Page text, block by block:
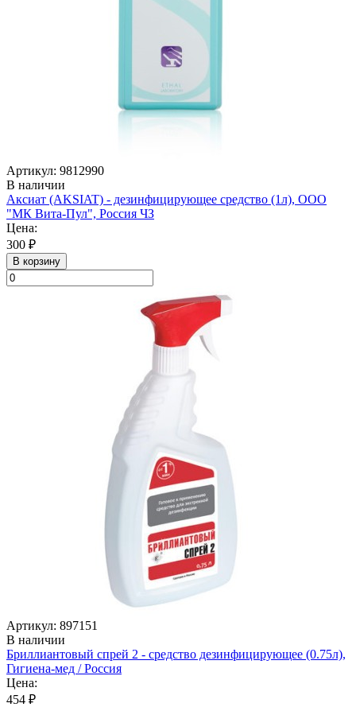
Артикул: 9812990
В наличии
Аксиат (AKSIAT) - дезинфицирующее средство (1л), ООО
"МК Вита-Пул", Россия ЧЗ
Цена:
300 ₽
В корзину
Артикул: 897151
В наличии
Бриллиантовый спрей 2 - средство дезинфицирующее (0.75л),
Гигиена-мед / Россия
Цена:
454 ₽